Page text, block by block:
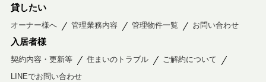
貸したい
オーナー様へ 管理業務内容 管理物件一覧 お問い合わせ
入居者様
契約内容・更新等 住まいのトラブル
ご解約について
LINEでお問い合わせ